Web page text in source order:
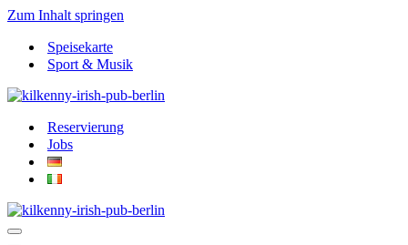
Zum Inhalt springen
Speisekarte
Sport & Musik
Reservierung
Jobs
Navigationsmenü